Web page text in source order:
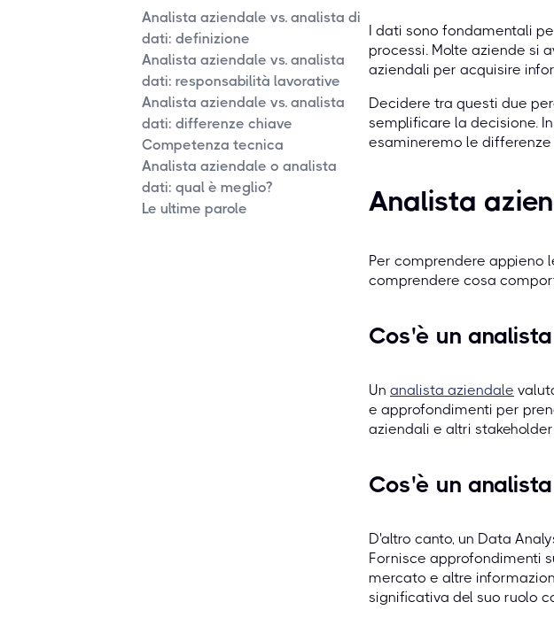
Analista aziendale vs. analista di
dati: definizione
Analista aziendale vs. analista
dati: responsabilità lavorative
Analista aziendale vs. analista
dati: differenze chiave
Competenza tecnica
Analista aziendale o analista
dati: qual è meglio?
Le ultime parole
I dati sono fondamentali
processi. Molte aziende si
aziendali per acquisire
Decidere tra questi due
semplificare la decisione.
esamineremo le
Analista
Per comprendere
comprendere cosa
Cos'è un
Un analista aziendale
e approfondimenti per
aziendali e altri
Cos'è un
D'altro canto, un Data
Fornisce approfondimenti
mercato e altre
significativa del suo ruolo